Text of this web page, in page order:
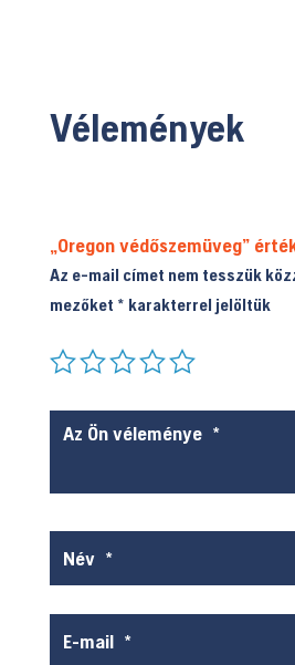
Vélemények
„Oregon védőszemüveg”
Az e-mail címet nem tesszük
mezőket * karakterrel jelöltük